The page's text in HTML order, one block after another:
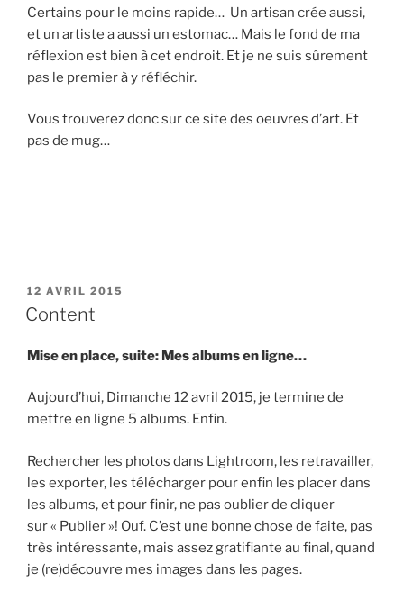
Certains pour le moins rapide… Un artisan crée aussi,
et un artiste a aussi un estomac… Mais le fond de ma
réflexion est bien à cet endroit. Et je ne suis sûrement
pas le premier à y réfléchir.
Vous trouverez donc sur ce site des oeuvres d’art. Et
pas de mug…
PUBLIÉ
LE
12 AVRIL 2015
Content
Mise en place, suite: Mes albums en ligne…
Aujourd’hui, Dimanche 12 avril 2015, je termine de
mettre en ligne 5 albums. Enfin.
Rechercher les photos dans Lightroom, les retravailler,
les exporter, les télécharger pour enfin les placer dans
les albums, et pour finir, ne pas oublier de cliquer
sur « Publier »! Ouf. C’est une bonne chose de faite, pas
très intéressante, mais assez gratifiante au final, quand
je (re)découvre mes images dans les pages.